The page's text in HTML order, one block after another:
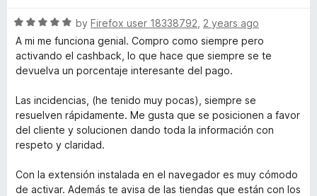
t
o
R
a
t
e
5
o
u
t
f
5
by Firefox user 18338792 2 years ago
A mi me funciona genial. Compro como siempre pero
activando el cashback, lo que hace que siempre se te
devuelva un porcentaje interesante del pago.
Las incidencias, (he tenido muy pocas), siempre se
resuelven rápidamente. Me gusta que se posicionen a favor
del cliente y solucionen dando toda la información con
respeto y claridad.
Con la extensión instalada en el navegador es muy cómodo
de activar. Además te avisa de las tiendas que están con los